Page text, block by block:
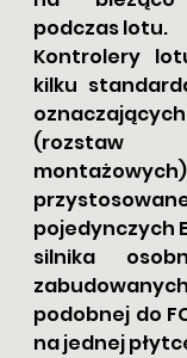
podczas lotu.
Kontrolery
kilku
pojedynczych
silnika
podobnej do
na jednej